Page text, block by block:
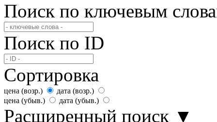
Поиск по ключевым
Поиск по ID
Сортировка
цена (возр.)
дата (возр.)
цена (убыв.)
дата (убыв.)
Расширенный поиск ▼